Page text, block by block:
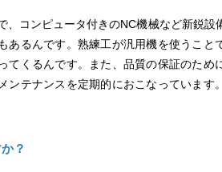
コンピュータ付きのNC機械など新鋭設
あるんです。熟練工が汎用機を使うこと
てくるんです。また、品質の保証のため
ンテナンスを定期的におこなっています
？